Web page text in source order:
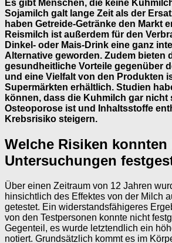
Es gibt Menschen, die keine
Sojamilch galt lange Zeit als der
haben Getreide-Getränke den Markt
Reismilch ist außerdem für den
Dinkel- oder Mais-Drink eine ganz
Alternative geworden. Zudem bieten
gesundheitliche Vorteile gegenüber
und eine Vielfalt von den Produkten
Supermärkten erhältlich. Studien
können, dass die Kuhmilch gar nicht
Osteoporose ist und Inhaltsstoffe
Krebsrisiko steigern.
Welche Risiken konnten
Untersuchungen
Über einen Zeitraum von 12 Jahren
hinsichtlich des Effektes von der Milch
getestet. Ein widerstandsfähigeres
von den Testpersonen konnte nicht
Gegenteil, es wurde letztendlich ein
notiert. Grundsätzlich kommt es im